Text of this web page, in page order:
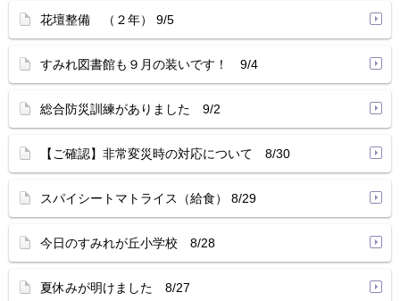
花壇整備 （２年） 9/5
すみれ図書館も９月の装いです！ 9/4
総合防災訓練がありました 9/2
【ご確認】非常変災時の対応について 8/30
スパイシートマトライス（給食） 8/29
今日のすみれが丘小学校 8/28
夏休みが明けました 8/27